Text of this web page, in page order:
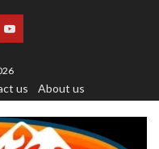
us About us